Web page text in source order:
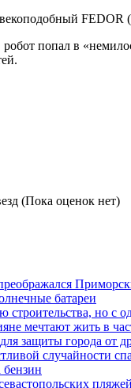
FEDOR
попал в
(Пока оценок нет)
батареи
но с
мечтают жить в
защиты города от
случайности
пляжей